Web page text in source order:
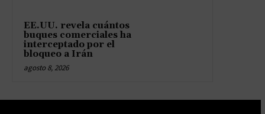
EE.UU. revela cuántos
buques comerciales ha
interceptado por el
bloqueo a Irán
agosto 8, 2026